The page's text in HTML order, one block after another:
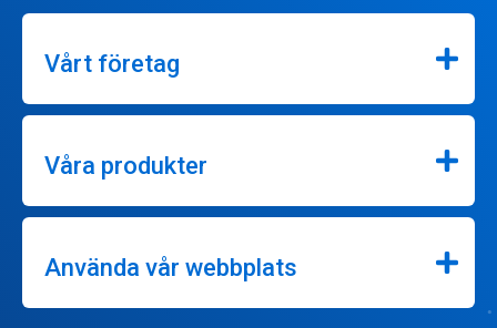
Vårt företag
Våra produkter
Använda vår webbplats